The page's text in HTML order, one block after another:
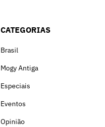
CATEGORIAS
Brasil
Mogy Antiga
Especiais
Eventos
Opinião